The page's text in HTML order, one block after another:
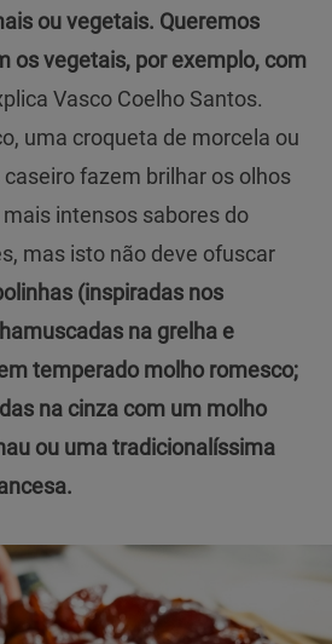
ou vegetais. Queremos
os vegetais, por exemplo, com
Vasco Coelho Santos.
uma croqueta de morcela ou
fazem brilhar os olhos
intensos sabores do
mas isto não deve ofuscar
(inspiradas nos
na grelha e
temperado molho romesco;
na cinza com um molho
ou uma tradicionalíssima